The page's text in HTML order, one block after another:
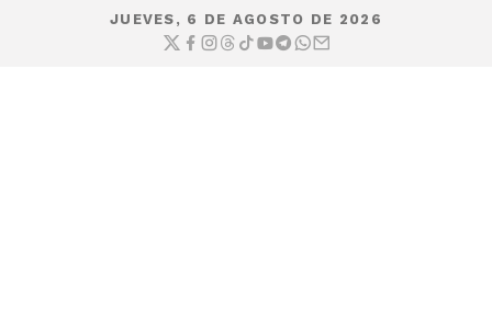
JUEVES, 6 DE AGOSTO DE 2026